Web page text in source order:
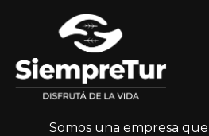
Somos una empresa